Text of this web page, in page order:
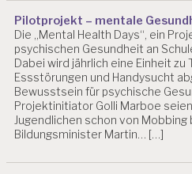
Pilotprojekt – mentale
Die „Mental Health Days“, ein
psychischen Gesundheit an
Dabei wird jährlich eine Einheit zu
Essstörungen und Handysucht
Bewusstsein für psychische
Projektinitiator Golli Marboe
Jugendlichen schon von
Bildungsminister Martin… […]